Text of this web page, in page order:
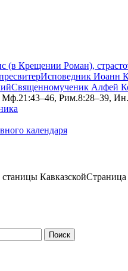
(в Крещении Роман),
Исповедник Иоанн
Священномученик Алфей
Рим.8:28–39,
календаря
КавказскойСтраница